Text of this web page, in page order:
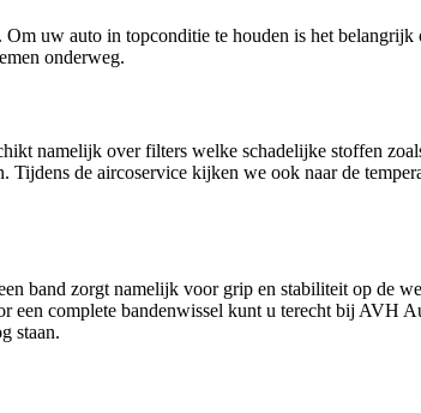
uw auto in topconditie te houden is het
onderweg.
namelijk over filters welke schadelijke stoffen
de aircoservice kijken we ook naar de
band zorgt namelijk voor grip en stabiliteit op de
complete bandenwissel kunt u terecht bij AVH
staan.